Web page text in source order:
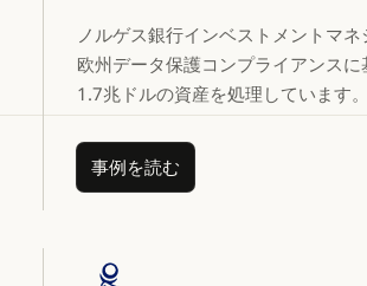
ノルゲス銀行インベストメントマネ
欧州データ保護コンプライアンスに
1.7兆ドルの資産を処理しています。
事例を読む
事例を読む